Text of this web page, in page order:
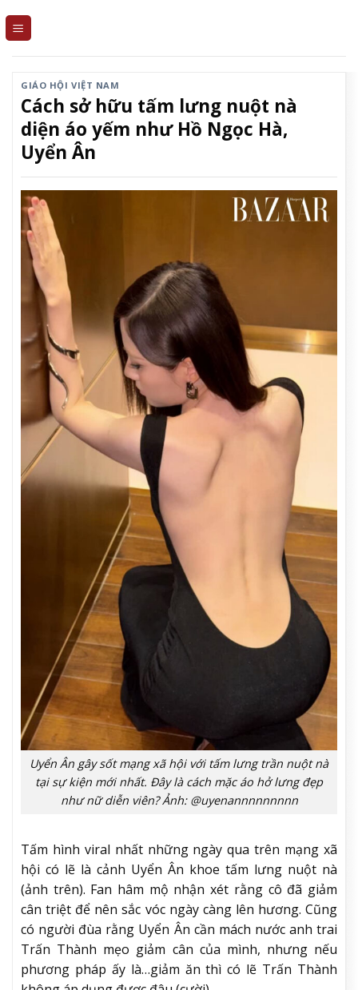
GIÁO HỘI VIỆT NAM
Cách sở hữu tấm lưng nuột nà
diện áo yếm như Hồ Ngọc Hà,
Uyển Ân
Uyển Ân gây sốt mạng xã hội với tấm lưng trần nuột nà
tại sự kiện mới nhất. Đây là cách mặc áo hở lưng đẹp
như nữ diễn viên? Ảnh: @uyenannnnnnnnn
Tấm hình viral nhất những ngày qua trên mạng xã
hội có lẽ là cảnh Uyển Ân khoe tấm lưng nuột nà
(ảnh trên). Fan hâm mộ nhận xét rằng cô đã giảm
cân triệt để nên sắc vóc ngày càng lên hương. Cũng
có người đùa rằng Uyển Ân cần mách nước anh trai
Trấn Thành mẹo giảm cân của mình, nhưng nếu
phương pháp ấy là…giảm ăn thì có lẽ Trấn Thành